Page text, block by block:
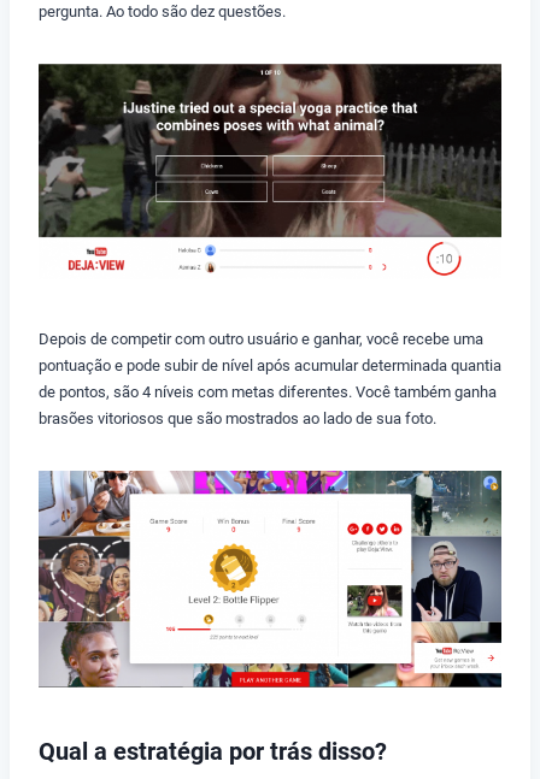
pergunta. Ao todo são dez questões.
Depois de competir com outro usuário e ganhar, você recebe uma
pontuação e pode subir de nível após acumular determinada quantia
de pontos, são 4 níveis com metas diferentes. Você também ganha
brasões vitoriosos que são mostrados ao lado de sua foto.
Qual a estratégia por trás disso?